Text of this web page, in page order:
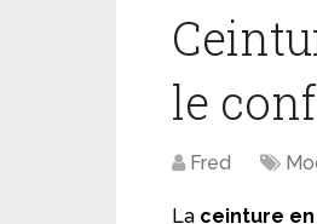
le
Fred
La ceinture